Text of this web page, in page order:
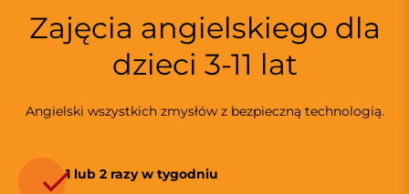
Zajęcia angielskiego dla
dzieci 3-11 lat
Angielski wszystkich zmysłów z bezpieczną technologią.
1 lub 2 razy w tygodniu